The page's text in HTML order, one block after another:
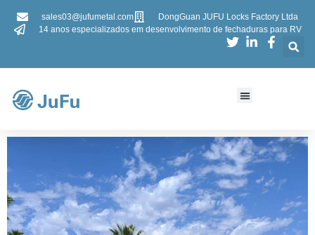
sales03@jufumetal.com
DongGuan JUFU Locks Factory Ltda
14 anos especializados em desenvolvimento de fechaduras para RV